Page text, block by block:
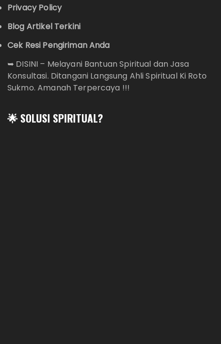
Privacy Policy
Blog Artikel Terkini
Cek Resi Pengiriman Anda
➥ DISINI – Melayani Bantuan Spiritual dan Jasa
Konsultasi. Ditangani Langsung Ahli Spiritual Ki Roto
Sukmo. Amanah Terpercaya !!!
🌟 SOLUSI SPIRITUAL?